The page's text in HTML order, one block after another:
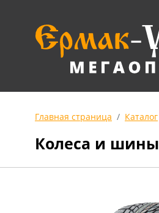
Главная страница Каталог
Колеса и шины